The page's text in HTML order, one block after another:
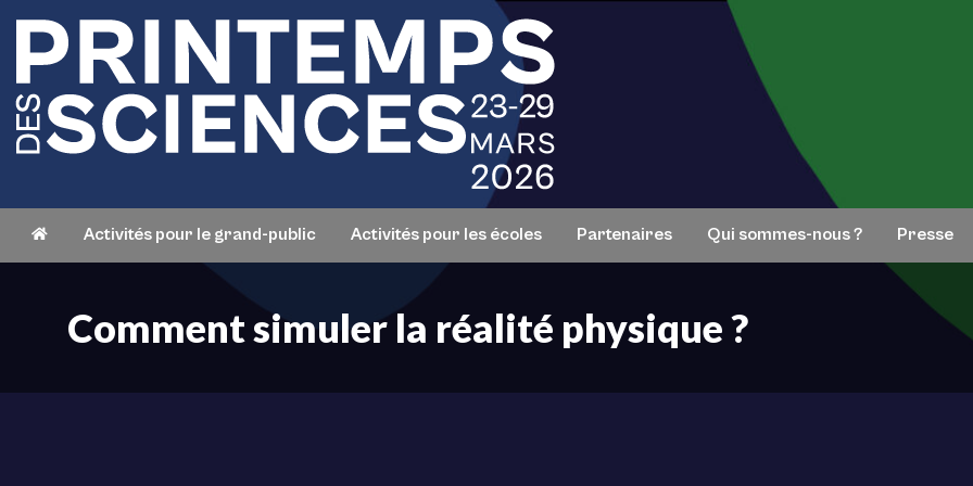
Activités pour le grand-public Activités pour les écoles Partenaires Qui sommes-nous ? Presse
Comment simuler la réalité physique ?